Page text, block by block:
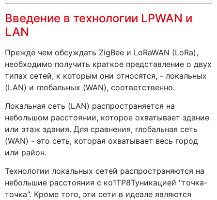
Введение в технологии LPWAN и
LAN
Прежде чем обсуждать ZigBee и LoRaWAN (LoRa),
необходимо получить краткое представление о двух
типах сетей, к которым они относятся, - локальных
(LAN) и глобальных (WAN), соответственно.
Локальная сеть (LAN) распространяется на
небольшом расстоянии, которое охватывает здание
или этаж здания. Для сравнения, глобальная сеть
(WAN) - это сеть, которая охватывает весь город
или район.
Технологии локальных сетей распространяются на
небольшие расстояния с ко1TP8Туникацией "точка-
точка". Кроме того, эти сети в идеале являются